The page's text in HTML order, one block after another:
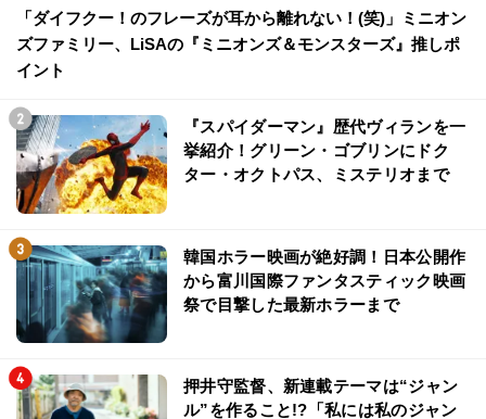
「ダイフクー！のフレーズが耳から離れない！(笑)」ミニオン
ズファミリー、LiSAの『ミニオンズ＆モンスターズ』推しポ
イント
『スパイダーマン』歴代ヴィランを一
挙紹介！グリーン・ゴブリンにドク
ター・オクトパス、ミステリオまで
韓国ホラー映画が絶好調！日本公開作
から富川国際ファンタスティック映画
祭で目撃した最新ホラーまで
押井守監督、新連載テーマは“ジャン
ル”を作ること!?「私には私のジャン